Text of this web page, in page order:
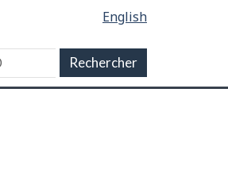
English